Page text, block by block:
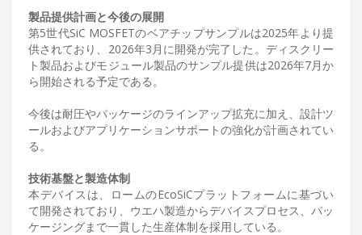
製品提供計画と今後の展開
第5世代SiC MOSFETのベアチップサンプルは2025年より提
供されており、2026年3月に開発が完了した。ディスクリー
ト製品およびモジュール製品のサンプル提供は2026年7月か
ら開始される予定である。
今後は耐圧やパッケージのラインアップ拡充に加え、設計ツ
ールおよびアプリケーションサポートの強化が計画されてい
る。
技術基盤と製造体制
本デバイスは、ロームのEcoSiCプラットフォームに基づい
て開発されており、ウエハ製造からデバイスプロセス、パッ
ケージングまで一貫した生産体制を採用している。